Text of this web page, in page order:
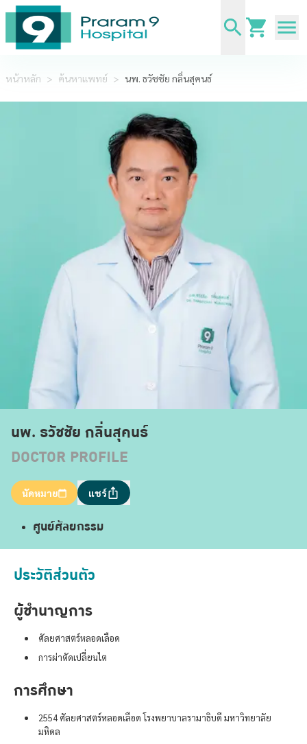
หน้าหลัก > ค้นหาแพทย์ > นพ. ธวัชชัย กลิ่นสุคนธ์
นพ. ธวัชชัย กลิ่นสุคนธ์
DOCTOR PROFILE
นัดหมาย แชร์
ศูนย์ศัลยกรรม
ประวัติส่วนตัว
ผู้ชำนาญการ
ศัลยศาสตร์หลอดเลือด
การผ่าตัดเปลี่ยนไต
การศึกษา
2554 ศัลยศาสตร์หลอดเลือด โรงพยาบาลรามาธิบดี มหาวิทยาลัย
มหิดล